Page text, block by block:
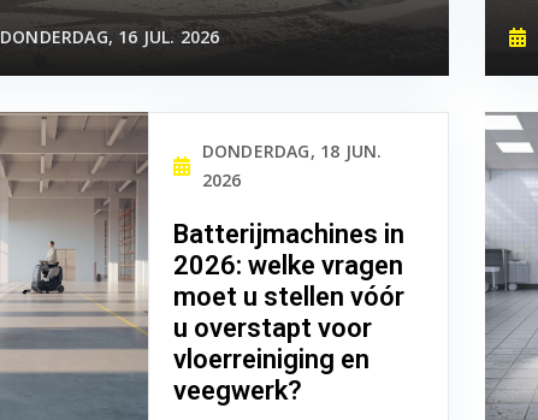
DONDERDAG, 16 JUL. 2026
Batterijmachines in
2026: welke vragen
moet u stellen vóór
u overstapt voor
vloerreiniging en
veegwerk?
DONDERDAG, 18 JUN.
2026